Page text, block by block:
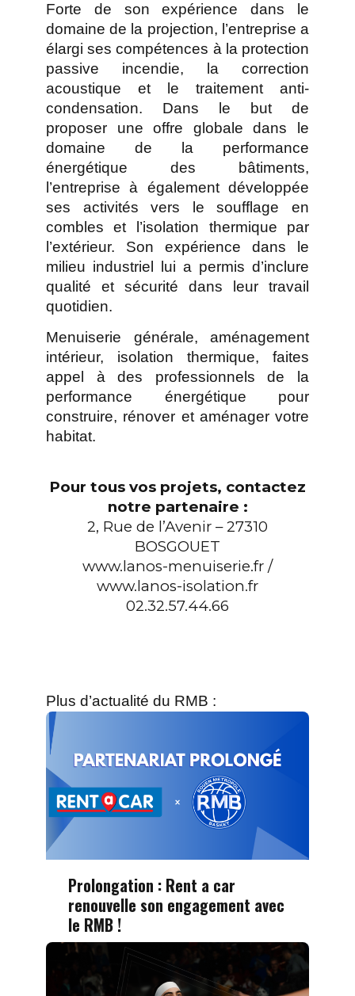
Forte de son expérience dans le
domaine de la projection, l’entreprise a
élargi ses compétences à la protection
passive incendie, la correction
acoustique et le traitement anti-
condensation. Dans le but de
proposer une offre globale dans le
domaine de la performance
énergétique des bâtiments,
l’entreprise à également développée
ses activités vers le soufflage en
combles et l’isolation thermique par
l’extérieur. Son expérience dans le
milieu industriel lui a permis d’inclure
qualité et sécurité dans leur travail
quotidien.
Menuiserie générale, aménagement
intérieur, isolation thermique, faites
appel à des professionnels de la
performance énergétique pour
construire, rénover et aménager votre
habitat.
Pour tous vos projets, contactez
notre partenaire :
2, Rue de l’Avenir – 27310
BOSGOUET
www.lanos-menuiserie.fr /
www.lanos-isolation.fr
02.32.57.44.66
Plus d’actualité du RMB :
Prolongation : Rent a car
renouvelle son engagement avec
le RMB !